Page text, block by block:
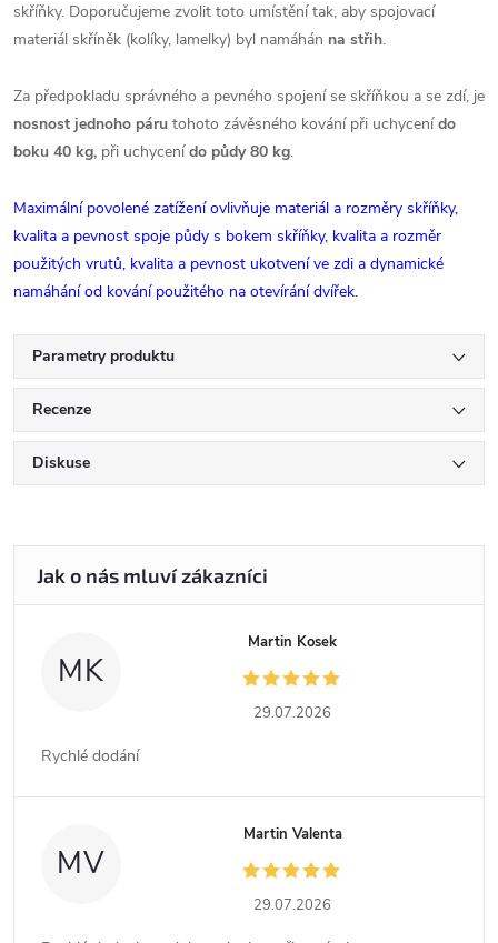
skříňky. Doporučujeme zvolit toto umístění tak, aby spojovací
materiál skříněk (kolíky, lamelky) byl namáhán na střih.
Za předpokladu správného a pevného spojení se skříňkou a se zdí, je
nosnost jednoho páru tohoto závěsného kování při uchycenído
boku 40 kg, při uchycenído půdy 80 kg.
Maximální povolené zatížení ovlivňuje materiál a rozměry skříňky,
kvalita a pevnost spoje půdy s bokem skříňky, kvalita a rozměr
použitých vrutů, kvalita a pevnost ukotvení ve zdi a dynamické
namáhání od kování použitého na otevírání dvířek.
Parametry produktu
Recenze
Diskuse
MK
Martin Kosek
29.07.2026
Rychlé dodání
MV
Martin Valenta
29.07.2026